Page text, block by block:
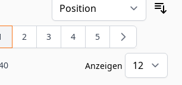
Sie lesen gerade Seite
Seite
2 Seite
3 Seite
4 Seite
5
Anzeigen